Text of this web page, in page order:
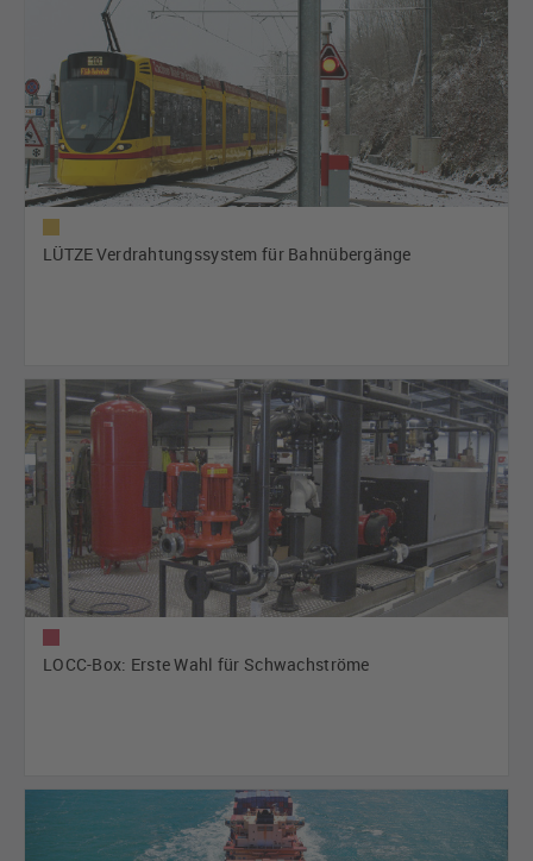
LÜTZE Verdrahtungssystem für Bahnübergänge
LOCC-Box: Erste Wahl für Schwachströme